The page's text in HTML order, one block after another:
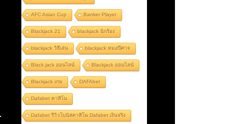
AFC Asian Cup Banker Player
Blackjack 21 blackjack นักร้อง
blackjack วิธีเล่น blackjack หมอปีศาจ
Black jack ออนไลน์ Blackjack ออนไลน์
Blackjack เกม DAFAbet
Dafabet คาสิโน
Dafabet รีวิวโบนัสคาสิโน Dafabet เงินจริง